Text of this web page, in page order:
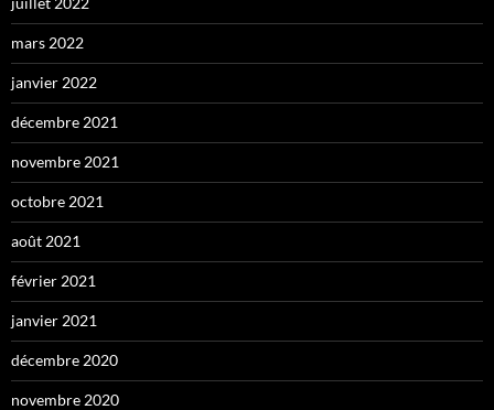
mars 2022
janvier 2022
décembre 2021
novembre 2021
octobre 2021
août 2021
février 2021
janvier 2021
décembre 2020
novembre 2020